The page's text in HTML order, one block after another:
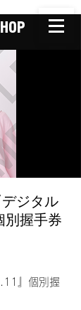
ジタル
別握手券
』個別握